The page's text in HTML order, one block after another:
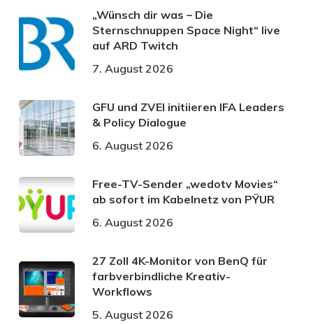
„Wünsch dir was – Die
Sternschnuppen Space Night“ live
auf ARD Twitch
7. August 2026
GFU und ZVEI initiieren IFA Leaders
& Policy Dialogue
6. August 2026
Free-TV-Sender „wedotv Movies“
ab sofort im Kabelnetz von PŸUR
6. August 2026
27 Zoll 4K-Monitor von BenQ für
farbverbindliche Kreativ-
Workflows
5. August 2026